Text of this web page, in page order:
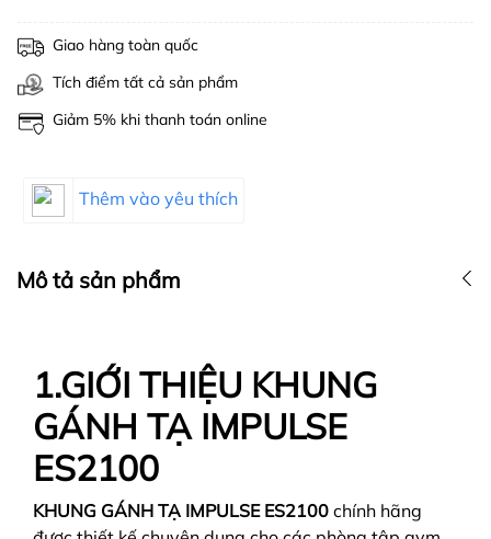
Giao hàng toàn quốc
Tích điểm tất cả sản phẩm
Giảm 5% khi thanh toán online
Thêm vào yêu thích
Mô tả sản phẩm
1.GIỚI THIỆU KHUNG
GÁNH TẠ IMPULSE
ES2100
KHUNG GÁNH TẠ IMPULSE ES2100 chính hãng